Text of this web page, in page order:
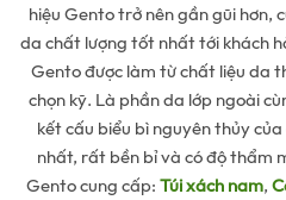
hiệu Gento trở nên gần gũi hơn,
da chất lượng tốt nhất tới khách
Gento được làm từ chất liệu da
chọn kỹ. Là phần da lớp ngoài
kết cấu biểu bì nguyên thủy
nhất, rất bền bỉ và có độ thẩm
Gento cung cấp:Túi xách nam,